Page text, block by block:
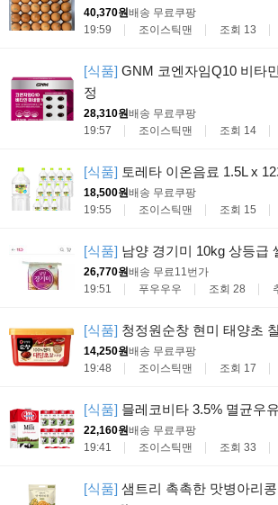
40,370원배송 무료 쿠팡
19:59
조이스틱맨 조회 13
[식품] GNM 코엔자임Q10 비타
정
28,310원배송 무료 쿠팡
19:57
조이스틱맨 조회 14
[식품] 토레타 이온음료 1.5L x 12
18,500원배송 무료 쿠팡
19:55
조이스틱맨 조회 15
[식품] 남양 경기미 10kg 상등급
26,770원배송 무료 11번가
19:51
푸우우우 조회 28
[식품] 청정원순창 현미 태양초
14,250원배송 무료 쿠팡
19:48
조이스틱맨 조회 17
[식품] 믈레코비타 3.5% 멸균우
22,160원배송 무료 쿠팡
19:41
조이스틱맨 조회 33
[식품] 샘트리 촉촉한 맛병아리